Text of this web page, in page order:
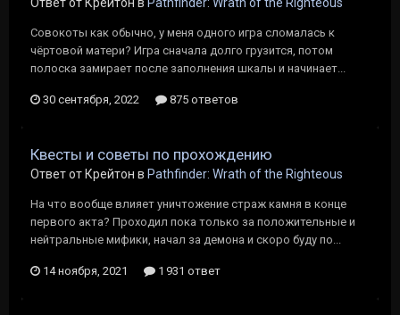
Совокоты как обычно, у меня одного игра сломалась к
чёртовой матери? Игра сначала долго грузится, потом
полоска замирает после заполнения шкалы и начинает...
30 сентября, 2022 875 ответов
Квесты и советы по прохождению
Ответ от Крейтон в Pathfinder: Wrath of the Righteous
На что вообще влияет уничтожение страж камня в конце
первого акта? Проходил пока только за положительные и
нейтральные мифики, начал за демона и скоро буду по...
14 ноября, 2021 1 931 ответ